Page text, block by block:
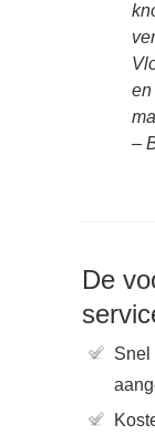
en
–
De
Snel